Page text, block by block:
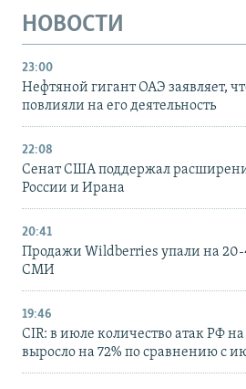
НОВОСТИ
23:00
Нефтяной гигант ОАЭ заявляет,
повлияли на его деятельность
22:08
Сенат США поддержал
России и Ирана
20:41
Продажи Wildberries упали на 20-
СМИ
19:46
CIR: в июле количество атак РФ
выросло на 72% по сравнению с